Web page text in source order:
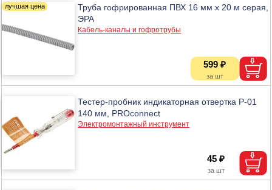
Труба гофрированная ПВХ 16 мм х 20 м серая,
ЭРА
Кабель-каналы и гофротрубы
599 ₽
Тестер-пробник индикаторная отвертка P-01
140 мм, PROconnect
Электромонтажный инструмент
45 ₽